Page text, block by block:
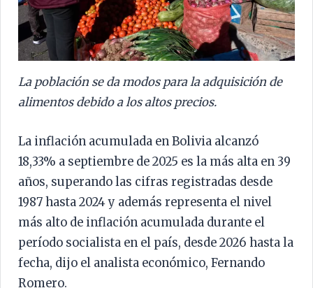
La población se da modos para la adquisición de
alimentos debido a los altos precios.
La inflación acumulada en Bolivia alcanzó
18,33% a septiembre de 2025 es la más alta en 39
años, superando las cifras registradas desde
1987 hasta 2024 y además representa el nivel
más alto de inflación acumulada durante el
período socialista en el país, desde 2026 hasta la
fecha, dijo el analista económico, Fernando
Romero.